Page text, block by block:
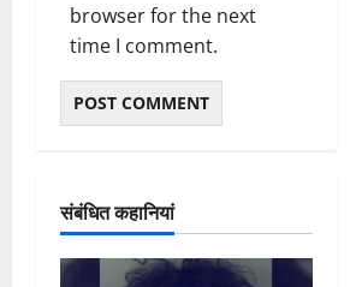
browser for the next
time I comment.
संबंधित कहानियां